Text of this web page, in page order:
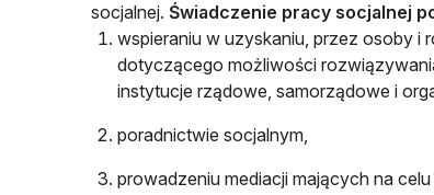
socjalnej. Świadczenie pracy socjalnej
wspieraniu w uzyskaniu, przez osoby i
dotyczącego możliwości
instytucje rządowe, samorządowe i
poradnictwie socjalnym,
prowadzeniu mediacji mających na